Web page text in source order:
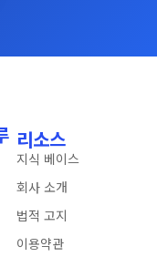
리소스
지식 베이스
회사 소개
법적 고지
이용약관